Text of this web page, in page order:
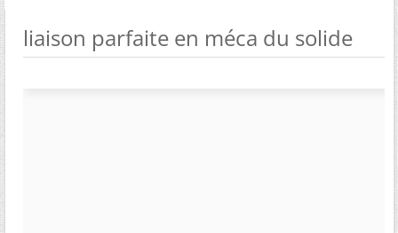
liaison parfaite en méca du solide